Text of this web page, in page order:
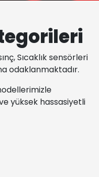
Sıcaklık sensörleri
odaklanmaktadır.
yüksek hassasiyetli